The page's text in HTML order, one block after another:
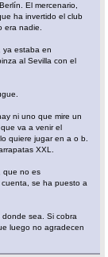
El mercenario,
ha invertido el club
era nadie.
ya estaba en
al Sevilla con el
ni uno que mire un
va a venir el
quiere jugar en a o b.
XXL.
que no es
se ha puesto a
sea. Si cobra
luego no agradecen